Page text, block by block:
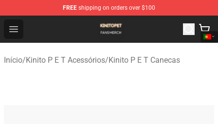
FREE shipping on orders over $100
Open menu
Kinito P E T Shop - Official Kinito P E T Merchandise
Início/Kinito P E T Acessórios/Kinito P E T Canecas